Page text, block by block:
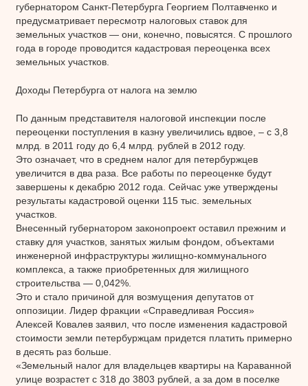
губернатором Санкт-Петербурга Георгием Полтавченко и
предусматривает пересмотр налоговых ставок для
земельных участков — они, конечно, повысятся. С прошлого
года в городе проводится кадастровая переоценка всех
земельных участков.
Доходы Петербурга от налога на землю
По данным представителя налоговой инспекции после
переоценки поступления в казну увеличились вдвое, – с 3,8
млрд. в 2011 году до 6,4 млрд. рублей в 2012 году.
Это означает, что в среднем налог для петербуржцев
увеличится в два раза. Все работы по переоценке будут
завершены к декабрю 2012 года. Сейчас уже утверждены
результаты кадастровой оценки 115 тыс. земельных
участков.
Внесенный губернатором законопроект оставил прежним и
ставку для участков, занятых жилым фондом, объектами
инженерной инфраструктуры жилищно-коммунального
комплекса, а также приобретенных для жилищного
строительства — 0,042%.
Это и стало причиной для возмущения депутатов от
оппозиции. Лидер фракции «Справедливая Россия»
Алексей Ковалев заявил, что после изменения кадастровой
стоимости земли петербуржцам придется платить примерно
в десять раз больше.
«Земельный налог для владельцев квартиры на Караванной
улице возрастет с 318 до 3803 рублей, а за дом в поселке